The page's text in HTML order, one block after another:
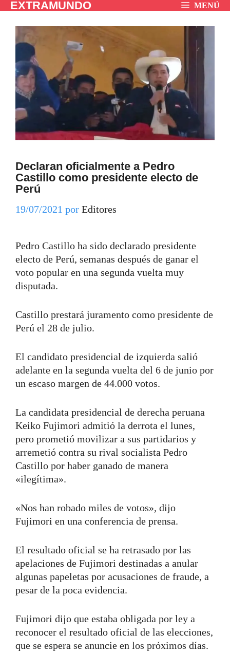
Saltar
contenido
EXTRAMUNDO MENÚ
Declaran oficialmente a Pedro
Castillo como presidente electo de
Perú
19/07/2021 por Editores
Pedro Castillo ha sido declarado presidente
electo de Perú, semanas después de ganar el
voto popular en una segunda vuelta muy
disputada.
Castillo prestará juramento como presidente de
Perú el 28 de julio.
El candidato presidencial de izquierda salió
adelante en la segunda vuelta del 6 de junio por
un escaso margen de 44.000 votos.
La candidata presidencial de derecha peruana
Keiko Fujimori admitió la derrota el lunes,
pero prometió movilizar a sus partidarios y
arremetió contra su rival socialista Pedro
Castillo por haber ganado de manera
«ilegítima».
«Nos han robado miles de votos», dijo
Fujimori en una conferencia de prensa.
El resultado oficial se ha retrasado por las
apelaciones de Fujimori destinadas a anular
algunas papeletas por acusaciones de fraude, a
pesar de la poca evidencia.
Fujimori dijo que estaba obligada por ley a
reconocer el resultado oficial de las elecciones,
que se espera se anuncie en los próximos días.